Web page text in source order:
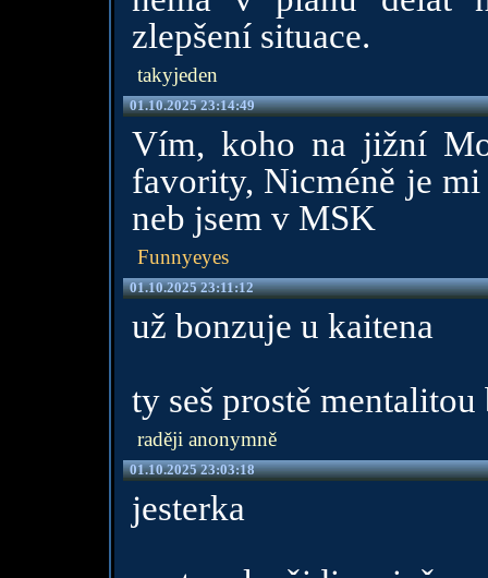
zlepšení situace.
takyjeden
01.10.2025 23:14:49
Vím, koho na jižní
favority, Nicméně je
neb jsem v MSK
Funnyeyes
01.10.2025 23:11:12
už bonzuje u kaitena
ty seš prostě mentalitou
raději anonymně
01.10.2025 23:03:18
jesterka